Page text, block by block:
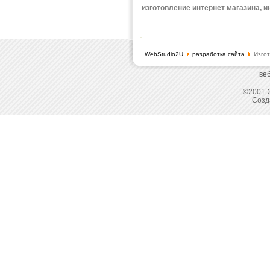
изготовление интернет магазина,
WebStudio2U разработка сайта
©2001-